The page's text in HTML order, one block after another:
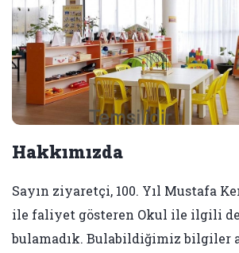
Hakkımızda
Sayın ziyaretçi, 100. Yıl Mustafa
ile faliyet gösteren Okul ile ilgili
bulamadık. Bulabildiğimiz bilgiler